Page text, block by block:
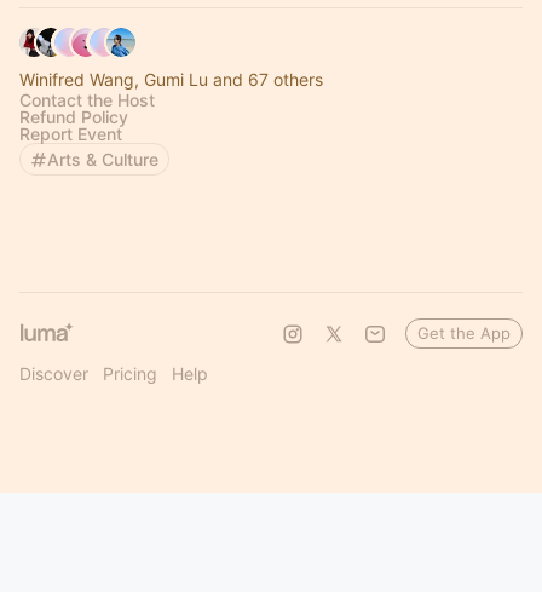
Winifred Wang, Gumi Lu and 67 others
Contact the Host
Refund Policy
Report Event
Arts & Culture
Discover Pricing Help
Get the App